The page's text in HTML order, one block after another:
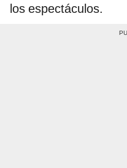
los espectáculos.